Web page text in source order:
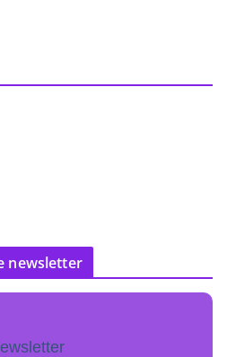
newsletter